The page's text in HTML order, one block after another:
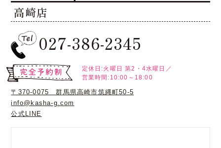
高崎店
027-386-2345
定休日:火曜日 第2・4水曜日／
営業時間:10:00～18:00
〒370-0075 群馬県高崎市筑縄町50-5
info@kasha-g.com
公式LINE